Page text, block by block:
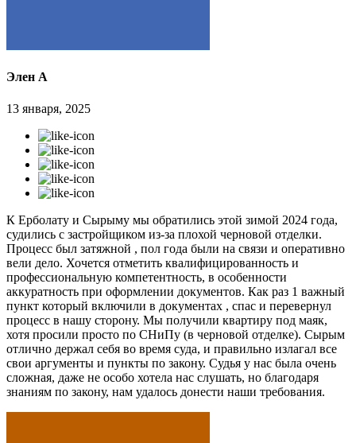
Элен А
13 января, 2025
К Ерболату и Сырыму мы обратились этой зимой 2024 года,
судились с застройщиком из-за плохой черновой отделки.
Процесс был затяжной , пол года были на связи и оперативно
вели дело. Хочется отметить квалифицированность и
профессиональную компетентность, в особенности
аккуратность при оформлении документов. Как раз 1 важный
пункт который включили в документах , спас и перевернул
процесс в нашу сторону. Мы получили квартиру под маяк,
хотя просили просто по СНиПу (в черновой отделке). Сырым
отлично держал себя во время суда, и правильно излагал все
свои аргументы и пункты по закону. Судья у нас была очень
сложная, даже не особо хотела нас слушать, но благодаря
знаниям по закону, нам удалось донести наши требования.